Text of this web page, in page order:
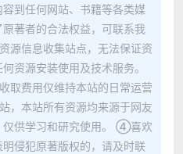
到任何网站、书籍等各类媒
著者的合法权益，可联系我
信息收集站点，无法保证资
资源安装使用及技术服务。
费用仅维持本站的日常运营
本站所有资源均来源于网友
仅供学习和研究使用。 ④喜欢
侵犯原著版权的，请及时联